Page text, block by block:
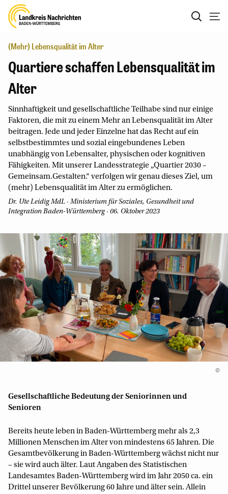
(Mehr) Lebensqualität im Alter
Quartiere schaffen Lebensqualität im
Alter
Sinnhaftigkeit und gesellschaftliche Teilhabe sind nur einige
Faktoren, die mit zu einem Mehr an Lebensqualität im Alter
beitragen. Jede und jeder Einzelne hat das Recht auf ein
selbstbestimmtes und sozial eingebundenes Leben
unabhängig von Lebensalter, physischen oder kognitiven
Fähigkeiten. Mit unserer Landesstrategie „Quartier 2030 –
Gemeinsam.Gestalten.“ verfolgen wir genau dieses Ziel, um
(mehr) Lebensqualität im Alter zu ermöglichen.
Dr. Ute Leidig MdL · Ministerium für Soziales, Gesundheit und
Integration Baden-Württemberg · 06. Oktober 2023
©
Gesellschaftliche Bedeutung der Seniorinnen und
Senioren
Bereits heute leben in Baden-Württemberg mehr als 2,3
Millionen Menschen im Alter von mindestens 65 Jahren. Die
Gesamtbevölkerung in Baden-Württemberg wächst nicht nur
– sie wird auch älter. Laut Angaben des Statistischen
Landesamtes Baden-Württemberg wird im Jahr 2050 ca. ein
Drittel unserer Bevölkerung 60 Jahre und älter sein. Allein